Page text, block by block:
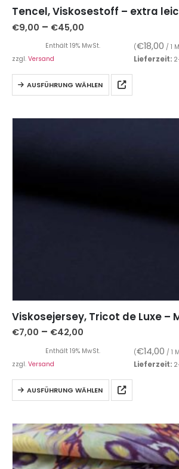
€9,00 – €45,00
Enthält 19% MwSt. (€18,00 / 1
zzgl. Versand Lieferzeit:
AUSFÜHRUNG WÄHLEN
Viskosejersey, Tricot de Luxe –
€7,00 – €42,00
Enthält 19% MwSt. (€14,00 / 1
zzgl. Versand Lieferzeit:
AUSFÜHRUNG WÄHLEN